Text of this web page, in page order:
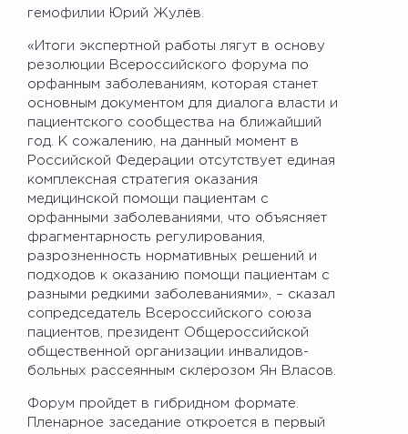
гемофилии Юрий Жулёв.
«Итоги экспертной работы лягут в основу
резолюции Всероссийского форума по
орфанным заболеваниям, которая станет
основным документом для диалога власти и
пациентского сообщества на ближайший
год. К сожалению, на данный момент в
Российской Федерации отсутствует единая
комплексная стратегия оказания
медицинской помощи пациентам с
орфанными заболеваниями, что объясняет
фрагментарность регулирования,
разрозненность нормативных решений и
подходов к оказанию помощи пациентам с
разными редкими заболеваниями», – сказал
сопредседатель Всероссийского союза
пациентов, президент Общероссийской
общественной организации инвалидов-
больных рассеянным склерозом Ян Власов.
Форум пройдет в гибридном формате.
Пленарное заседание откроется в первый